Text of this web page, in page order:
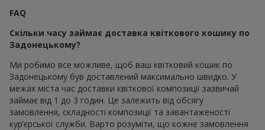
FAQ
Скільки часу займає доставка квіткового кошику по
Задонецькому?
Ми робимо все можливе, щоб ваш квітковий кошик по
Задонецькому був доставлений максимально швидко. У
межах міста час доставки квіткової композиції зазвичай
займає від 1 до 3 годин. Це залежить від обсягу
замовлення, складності композиції та завантаженості
кур’єрської служби. Варто розуміти, що кожне замовлення